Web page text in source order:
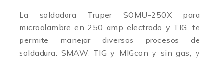
La soldadora Truper SOMU-250X para
microalambre en 250 amp electrodo y TIG, te
permite manejar diversos procesos de
soldadura: SMAW, TIG y MIGcon y sin gas, y